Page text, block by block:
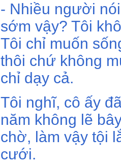
- Nhiều người
sớm vậy? Tôi
Tôi chỉ muốn
thôi chứ không
chỉ dạy cả.
Tôi nghĩ, cô ấy
năm không lẽ
chờ, làm vậy tội
cưới.